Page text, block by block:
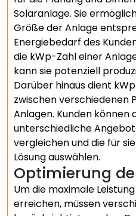
Solaranlage. Sie
Größe der Anlage
Energiebedarf des
die kWp-Zahl einer
kann sie potenziell
Darüber hinaus dient
zwischen verschiedenen
Anlagen. Kunden
unterschiedliche
vergleichen und die für
Lösung auswählen.
Optimierung
Um die maximale
erreichen, müssen